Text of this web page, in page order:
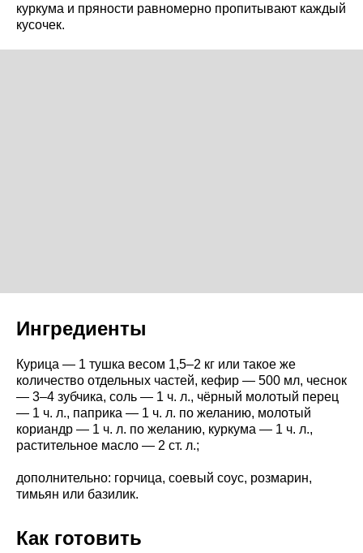
куркума и пряности равномерно пропитывают каждый
кусочек.
Ингредиенты
Курица — 1 тушка весом 1,5–2 кг или такое же
количество отдельных частей, кефир — 500 мл, чеснок
— 3–4 зубчика, соль — 1 ч. л., чёрный молотый перец
— 1 ч. л., паприка — 1 ч. л. по желанию, молотый
кориандр — 1 ч. л. по желанию, куркума — 1 ч. л.,
растительное масло — 2 ст. л.;
дополнительно: горчица, соевый соус, розмарин,
тимьян или базилик.
Как готовить